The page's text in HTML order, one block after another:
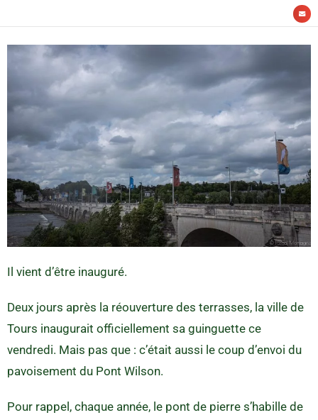
Il vient d’être inauguré.
Deux jours après la réouverture des terrasses, la ville de
Tours inaugurait officiellement sa guinguette ce
vendredi. Mais pas que : c’était aussi le coup d’envoi du
pavoisement du Pont Wilson.
Pour rappel, chaque année, le pont de pierre s’habille de